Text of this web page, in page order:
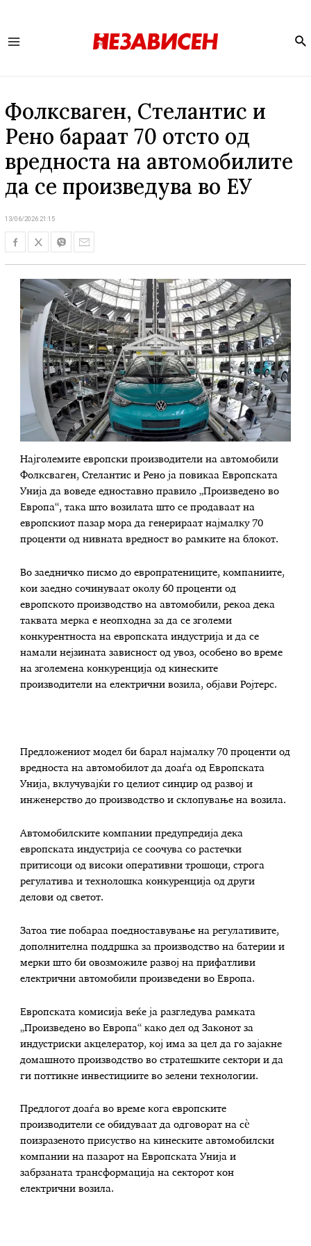
Фолксваген, Стелантис и
Рено бараат 70 отсто од
вредноста на автомобилите
да се произведува во ЕУ
13/06/2026 21:15
Најголемите европски производители на автомобили
Фолксваген, Стелантис и Рено ја повикаа Европската
Унија да воведе едноставно правило „Произведено во
Европа“, така што возилата што се продаваат на
европскиот пазар мора да генерираат најмалку 70
проценти од нивната вредност во рамките на блокот.
Во заедничко писмо до европратениците, компаниите,
кои заедно сочинуваат околу 60 проценти од
европското производство на автомобили, рекоа дека
таквата мерка е неопходна за да се зголеми
конкурентноста на европската индустрија и да се
намали нејзината зависност од увоз, особено во време
на зголемена конкуренција од кинеските
производители на електрични возила, објави Ројтерс.
Предложениот модел би барал најмалку 70 проценти од
вредноста на автомобилот да доаѓа од Европската
Унија, вклучувајќи го целиот синџир од развој и
инженерство до производство и склопување на возила.
Автомобилските компании предупредија дека
европската индустрија се соочува со растечки
притисоци од високи оперативни трошоци, строга
регулатива и технолошка конкуренција од други
делови од светот.
Затоа тие побараа поедноставување на регулативите,
дополнителна поддршка за производство на батерии и
мерки што би овозможиле развој на прифатливи
електрични автомобили произведени во Европа.
Европската комисија веќе ја разгледува рамката
„Произведено во Европа“ како дел од Законот за
индустриски акцелератор, кој има за цел да го зајакне
домашното производство во стратешките сектори и да
ги поттикне инвестициите во зелени технологии.
Предлогот доаѓа во време кога европските
производители се обидуваат да одговорат на сè
поизразеното присуство на кинеските автомобилски
компании на пазарот на Европската Унија и
забрзаната трансформација на секторот кон
електрични возила.